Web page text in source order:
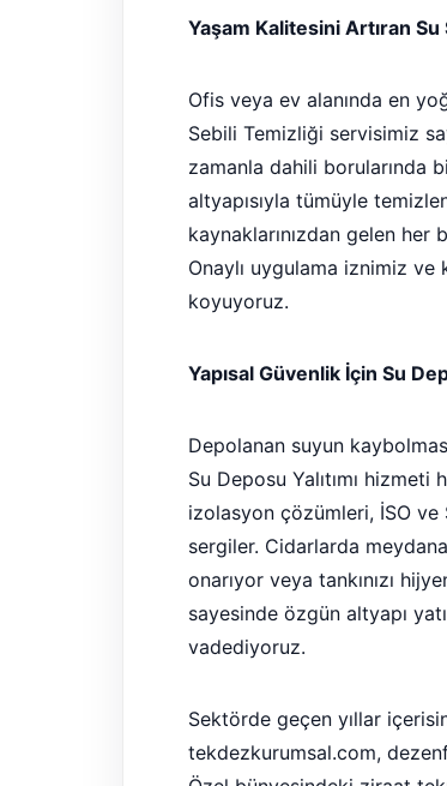
Yaşam Kalitesini Artıran
Ofis veya ev alanında en
Sebili Temizliği servisimiz
zamanla dahili borularında
altyapısıyla tümüyle
kaynaklarınızdan gelen her
Onaylı uygulama iznimiz
koyuyoruz.
Yapısal Güvenlik İçin Su
Depolanan suyun
Su Deposu Yalıtımı hizmeti
izolasyon çözümleri, İSO ve
sergiler. Cidarlarda
onarıyor veya tankınızı
sayesinde özgün altyapı
vadediyoruz.
Sektörde geçen yıllar
tekdezkurumsal.com,